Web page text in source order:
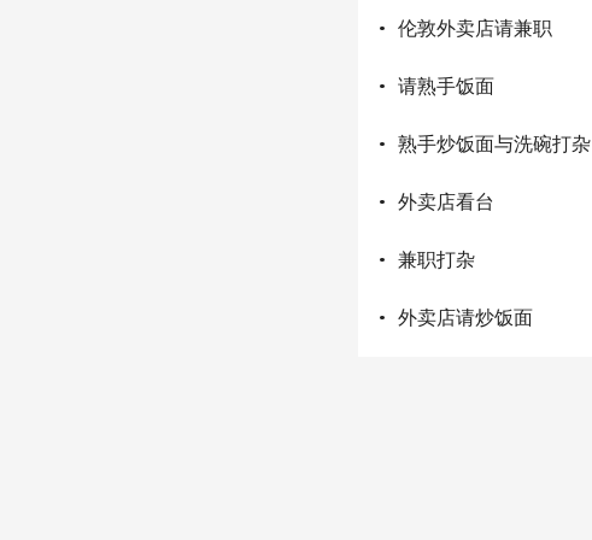
· 伦敦外卖店请兼职
· 请熟手饭面
· 熟手炒饭面与洗碗打杂
· 外卖店看台
· 兼职打杂
· 外卖店请炒饭面